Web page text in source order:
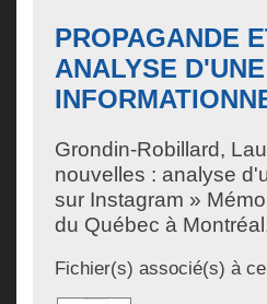
PROPAGANDE
ANALYSE
Grondin-Robillard,
nouvelles : analyse
sur Instagram »
du Québec à
Fichier(s) associé(s) à